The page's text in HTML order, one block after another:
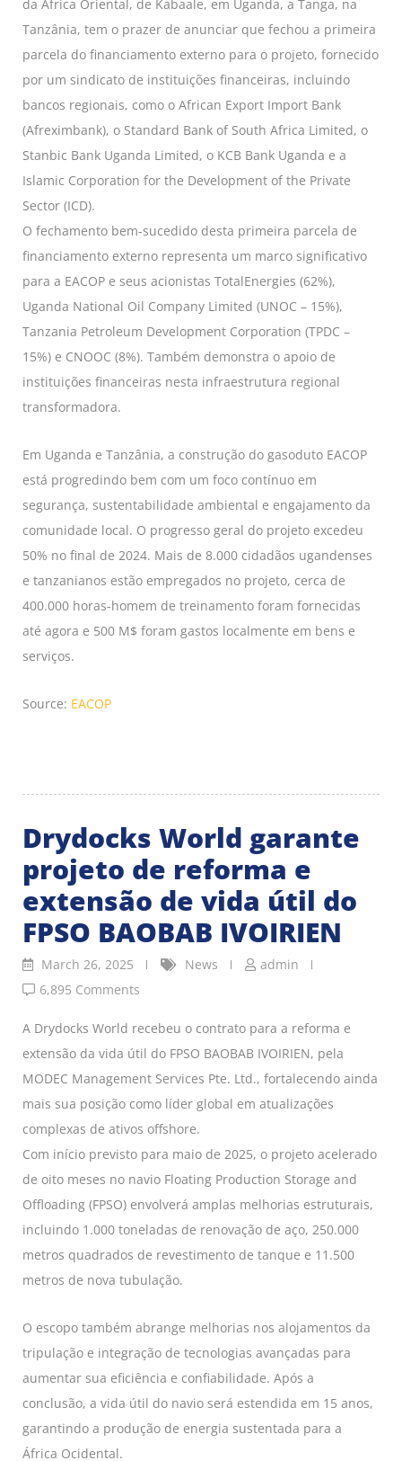
da África Oriental, de Kabaale, em Uganda, a Tanga, na
Tanzânia, tem o prazer de anunciar que fechou a primeira
parcela do financiamento externo para o projeto, fornecido
por um sindicato de instituições financeiras, incluindo
bancos regionais, como o African Export Import Bank
(Afreximbank), o Standard Bank of South Africa Limited, o
Stanbic Bank Uganda Limited, o KCB Bank Uganda e a
Islamic Corporation for the Development of the Private
Sector (ICD).
O fechamento bem-sucedido desta primeira parcela de
financiamento externo representa um marco significativo
para a EACOP e seus acionistas TotalEnergies (62%),
Uganda National Oil Company Limited (UNOC – 15%),
Tanzania Petroleum Development Corporation (TPDC –
15%) e CNOOC (8%). Também demonstra o apoio de
instituições financeiras nesta infraestrutura regional
transformadora.
Em Uganda e Tanzânia, a construção do gasoduto EACOP
está progredindo bem com um foco contínuo em
segurança, sustentabilidade ambiental e engajamento da
comunidade local. O progresso geral do projeto excedeu
50% no final de 2024. Mais de 8.000 cidadãos ugandenses
e tanzanianos estão empregados no projeto, cerca de
400.000 horas-homem de treinamento foram fornecidas
até agora e 500 M$ foram gastos localmente em bens e
serviços.
Source: EACOP
Drydocks World garante
projeto de reforma e
extensão de vida útil do
FPSO BAOBAB IVOIRIEN
March 26, 2025 News
admin
6,895 Comments
A Drydocks World recebeu o contrato para a reforma e
extensão da vida útil do FPSO BAOBAB IVOIRIEN, pela
MODEC Management Services Pte. Ltd., fortalecendo ainda
mais sua posição como líder global em atualizações
complexas de ativos offshore.
Com início previsto para maio de 2025, o projeto acelerado
de oito meses no navio Floating Production Storage and
Offloading (FPSO) envolverá amplas melhorias estruturais,
incluindo 1.000 toneladas de renovação de aço, 250.000
metros quadrados de revestimento de tanque e 11.500
metros de nova tubulação.
O escopo também abrange melhorias nos alojamentos da
tripulação e integração de tecnologias avançadas para
aumentar sua eficiência e confiabilidade. Após a
conclusão, a vida útil do navio será estendida em 15 anos,
garantindo a produção de energia sustentada para a
África Ocidental.